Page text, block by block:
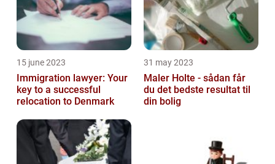
15 june 2023
Immigration lawyer: Your
key to a successful
relocation to Denmark
31 may 2023
Maler Holte - sådan får
du det bedste resultat til
din bolig